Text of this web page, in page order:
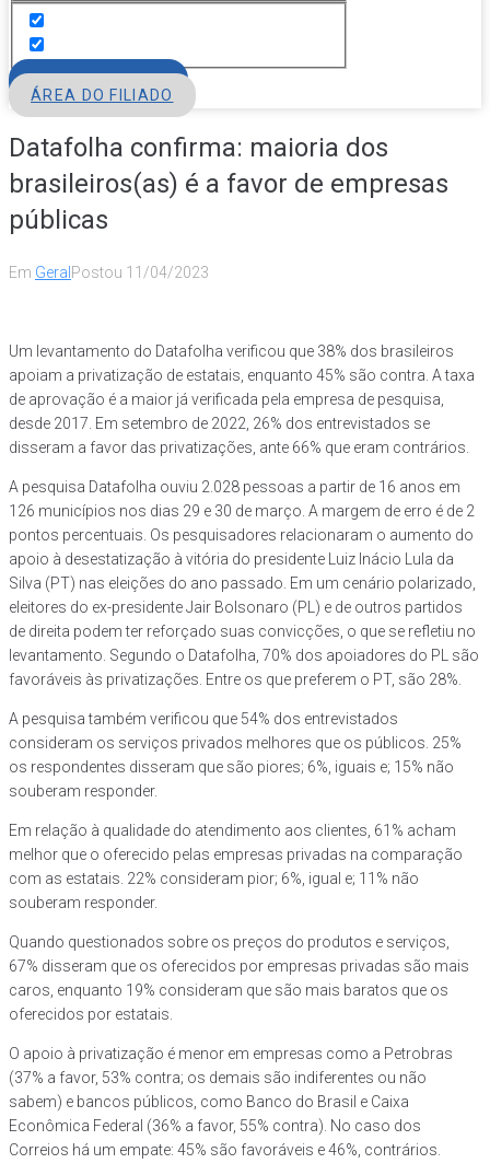
ÁREA DO FILIADO
Datafolha confirma: maioria dos
brasileiros(as) é a favor de empresas
públicas
Em Geral Postou 11/04/2023
Um levantamento do Datafolha verificou que 38% dos brasileiros
apoiam a privatização de estatais, enquanto 45% são contra. A taxa
de aprovação é a maior já verificada pela empresa de pesquisa,
desde 2017. Em setembro de 2022, 26% dos entrevistados se
disseram a favor das privatizações, ante 66% que eram contrários.
A pesquisa Datafolha ouviu 2.028 pessoas a partir de 16 anos em
126 municípios nos dias 29 e 30 de março. A margem de erro é de 2
pontos percentuais. Os pesquisadores relacionaram o aumento do
apoio à desestatização à vitória do presidente Luiz Inácio Lula da
Silva (PT) nas eleições do ano passado. Em um cenário polarizado,
eleitores do ex-presidente Jair Bolsonaro (PL) e de outros partidos
de direita podem ter reforçado suas convicções, o que se refletiu no
levantamento. Segundo o Datafolha, 70% dos apoiadores do PL são
favoráveis às privatizações. Entre os que preferem o PT, são 28%.
A pesquisa também verificou que 54% dos entrevistados
consideram os serviços privados melhores que os públicos. 25%
os respondentes disseram que são piores; 6%, iguais e; 15% não
souberam responder.
Em relação à qualidade do atendimento aos clientes, 61% acham
melhor que o oferecido pelas empresas privadas na comparação
com as estatais. 22% consideram pior; 6%, igual e; 11% não
souberam responder.
Quando questionados sobre os preços do produtos e serviços,
67% disseram que os oferecidos por empresas privadas são mais
caros, enquanto 19% consideram que são mais baratos que os
oferecidos por estatais.
O apoio à privatização é menor em empresas como a Petrobras
(37% a favor, 53% contra; os demais são indiferentes ou não
sabem) e bancos públicos, como Banco do Brasil e Caixa
Econômica Federal (36% a favor, 55% contra). No caso dos
Correios há um empate: 45% são favoráveis e 46%, contrários.